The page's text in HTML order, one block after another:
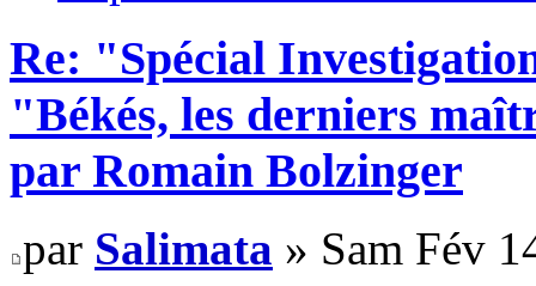
Re: "Spécial
"Békés, les derniers
par Romain Bolzinger
par Salimata » Sam Fév